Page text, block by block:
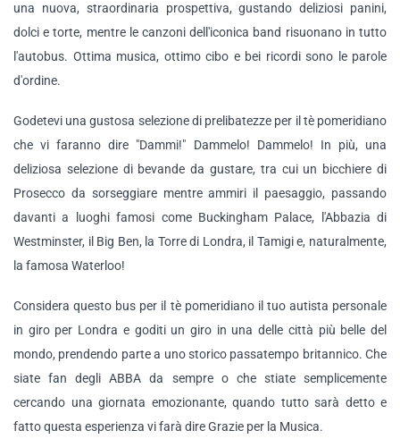
una nuova, straordinaria prospettiva, gustando deliziosi panini,
dolci e torte, mentre le canzoni dell'iconica band risuonano in tutto
l'autobus. Ottima musica, ottimo cibo e bei ricordi sono le parole
d'ordine.
Godetevi una gustosa selezione di prelibatezze per il tè pomeridiano
che vi faranno dire "Dammi!" Dammelo! Dammelo! In più, una
deliziosa selezione di bevande da gustare, tra cui un bicchiere di
Prosecco da sorseggiare mentre ammiri il paesaggio, passando
davanti a luoghi famosi come Buckingham Palace, l'Abbazia di
Westminster, il Big Ben, la Torre di Londra, il Tamigi e, naturalmente,
la famosa Waterloo!
Considera questo bus per il tè pomeridiano il tuo autista personale
in giro per Londra e goditi un giro in una delle città più belle del
mondo, prendendo parte a uno storico passatempo britannico. Che
siate fan degli ABBA da sempre o che stiate semplicemente
cercando una giornata emozionante, quando tutto sarà detto e
fatto questa esperienza vi farà dire Grazie per la Musica.